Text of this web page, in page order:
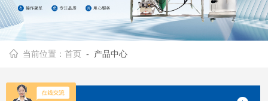
查看更多
当前位置：首页 - 产品中心